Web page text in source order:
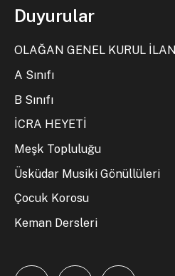
Duyurular
OLAĞAN GENEL KURUL İLANI
A Sınıfı
B Sınıfı
İCRA HEYETİ
Meşk Topluluğu
Üsküdar Musiki Gönüllüleri
Çocuk Korosu
Keman Dersleri